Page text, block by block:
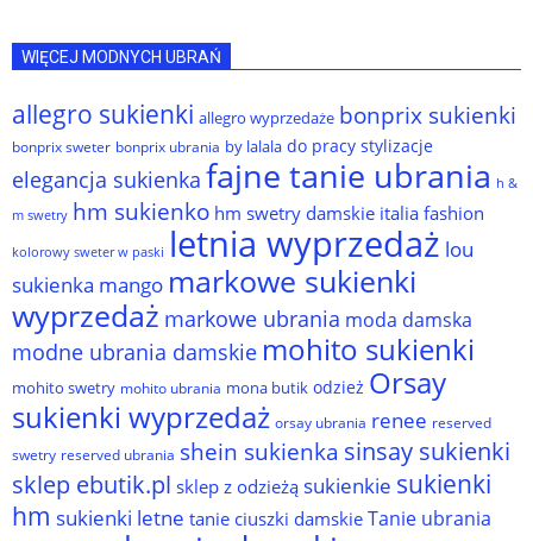
WIĘCEJ MODNYCH UBRAŃ
allegro sukienki allegro wyprzedaże bonprix sukienki
bonprix sweter bonprix ubrania by lalala do pracy stylizacje
elegancja sukienka fajne tanie ubrania h &
m swetry hm sukienko hm swetry damskie italia fashion
kolorowy sweter w paski letnia wyprzedaż lou
sukienka mango markowe sukienki
wyprzedaż markowe ubrania moda damska
modne ubrania damskie mohito sukienki
mohito swetry mohito ubrania mona butik odzież Orsay
sukienki wyprzedaż orsay ubrania renee reserved
swetry reserved ubrania shein sukienka sinsay sukienki
sklep ebutik.pl sklep z odzieżą sukienkie sukienki
hm sukienki letne tanie ciuszki damskie Tanie ubrania